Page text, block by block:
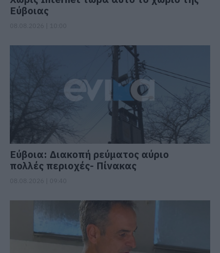
Εύβοιας
Εύβοια: Διακοπή ρεύματος αύριο
πολλές περιοχές- Πίνακας